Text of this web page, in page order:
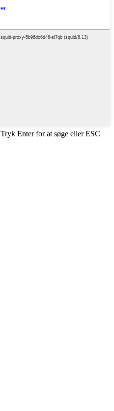
Tryk Enter for at søge eller ESC